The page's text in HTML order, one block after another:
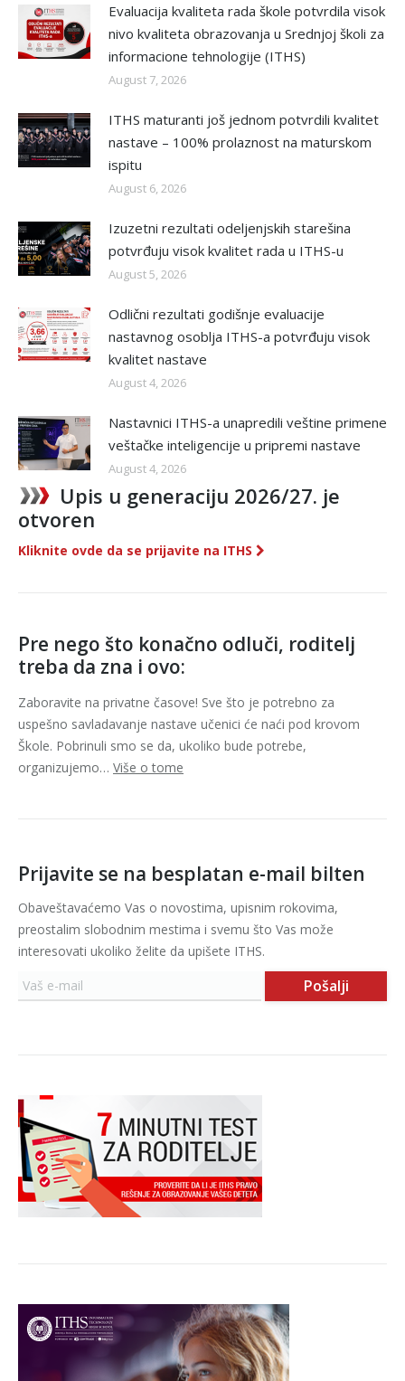
Evaluacija kvaliteta rada škole potvrdila visok
nivo kvaliteta obrazovanja u Srednjoj školi za
informacione tehnologije (ITHS)
August 7, 2026
ITHS maturanti još jednom potvrdili kvalitet
nastave – 100% prolaznost na maturskom
ispitu
August 6, 2026
Izuzetni rezultati odeljenjskih starešina
potvrđuju visok kvalitet rada u ITHS-u
August 5, 2026
Odlični rezultati godišnje evaluacije
nastavnog osoblja ITHS-a potvrđuju visok
kvalitet nastave
August 4, 2026
Nastavnici ITHS-a unapredili veštine primene
veštačke inteligencije u pripremi nastave
August 4, 2026
Upis u generaciju 2026/27. je
otvoren
Kliknite ovde da se prijavite na ITHS
Pre nego što konačno odluči, roditelj
treba da zna i ovo:
Zaboravite na privatne časove! Sve što je potrebno za
uspešno savladavanje nastave učenici će naći pod krovom
Škole. Pobrinuli smo se da, ukoliko bude potrebe,
organizujemo… Više o tome
Prijavite se na besplatan e-mail bilten
Obaveštavaćemo Vas o novostima, upisnim rokovima,
preostalim slobodnim mestima i svemu što Vas može
interesovati ukoliko želite da upišete ITHS.